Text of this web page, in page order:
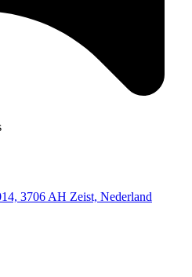
3706 AH Zeist, Nederland